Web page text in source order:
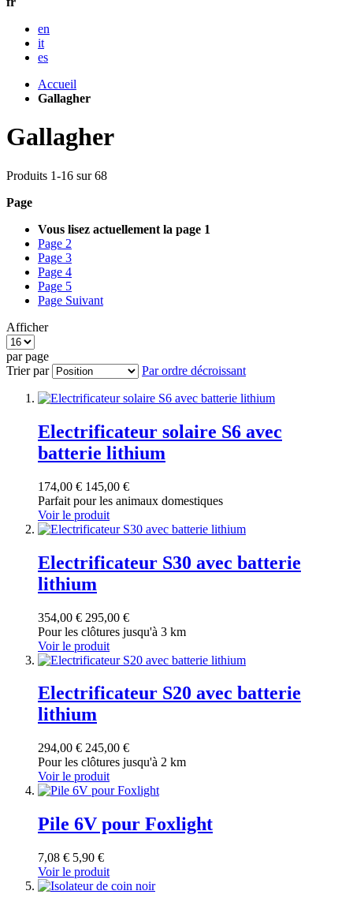
en
it
es
Accueil
Gallagher
Gallagher
Produits 1-16 sur68
Page
Vous lisez actuellement la page 1
Page 2
Page 3
Page 4
Page 5
Page Suivant
Afficher
par page
Trier par
Par ordre décroissant
Electrificateur solaire S6 avec
batterie lithium
174,00 € 145,00 €
Parfait pour les animaux domestiques
Voir le produit
Electrificateur S30 avec batterie
lithium
354,00 € 295,00 €
Pour les clôtures jusqu'à 3 km
Voir le produit
Electrificateur S20 avec batterie
lithium
294,00 € 245,00 €
Pour les clôtures jusqu'à 2 km
Voir le produit
Pile 6V pour Foxlight
7,08 € 5,90 €
Voir le produit